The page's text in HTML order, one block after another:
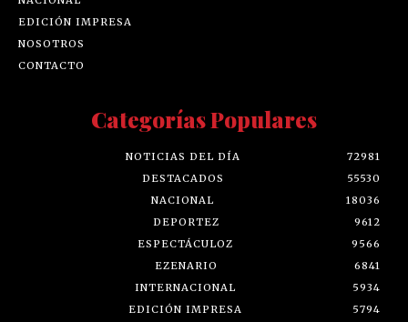
EDICIÓN IMPRESA
NOSOTROS
CONTACTO
Categorías Populares
NOTICIAS DEL DÍA
72981
DESTACADOS
55530
NACIONAL
18036
DEPORTEZ
9612
ESPECTÁCULOZ
9566
EZENARIO
6841
INTERNACIONAL
5934
EDICIÓN IMPRESA
5794